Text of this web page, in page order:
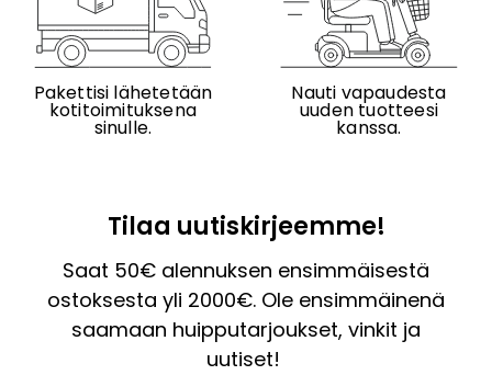
Pakettisi lähetetään
kotitoimituksena
sinulle.
Nauti vapaudesta
uuden tuotteesi
kanssa.
Tilaa uutiskirjeemme!
Saat 50€ alennuksen ensimmäisestä
ostoksesta yli 2000€. Ole ensimmäinenä
saamaan huipputarjoukset, vinkit ja
uutiset!